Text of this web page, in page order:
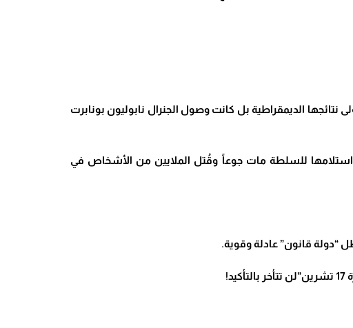
في حين لم تكن أولى نتائجها الديمقراطية بل كانت وصول الجنرال نابوليون بونابرت
الحرب التي نتجت عن استلامها للسلطة مات جوعاً وقُتل الملايين من الأشخاص في
.
!